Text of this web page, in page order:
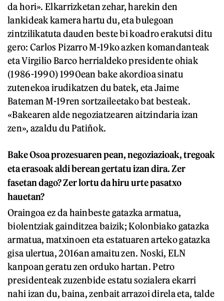
da hori». Elkarrizketan zehar, harekin den
lankideak kamera hartu du, eta bulegoan
zintzilikatuta dauden beste bi koadro erakutsi ditu
gero: Carlos Pizarro M-19ko azken komandanteak
eta Virgilio Barco herrialdeko presidente ohiak
(1986-1990) 1990ean bake akordioa sinatu
zutenekoa irudikatzen du batek, eta Jaime
Bateman M-19ren sortzaileetako bat besteak.
«Bakearen alde negoziatzearen aitzindaria izan
zen», azaldu du Patiñok.
Bake Osoa prozesuaren pean, negoziazioak, tregoak
eta erasoak aldi berean gertatu izan dira. Zer
fasetan dago? Zer lortu da hiru urte pasatxo
hauetan?
Oraingoa ez da hainbeste gatazka armatua,
biolentziak gainditzea baizik; Kolonbiako gatazka
armatua, matxinoen eta estatuaren arteko gatazka
gisa ulertua, 2016an amaitu zen. Noski, ELN
kanpoan geratu zen orduko hartan. Petro
presidenteak zuzenbide estatu sozialera ekarri
nahi izan du, baina, zenbait arrazoi direla eta, talde